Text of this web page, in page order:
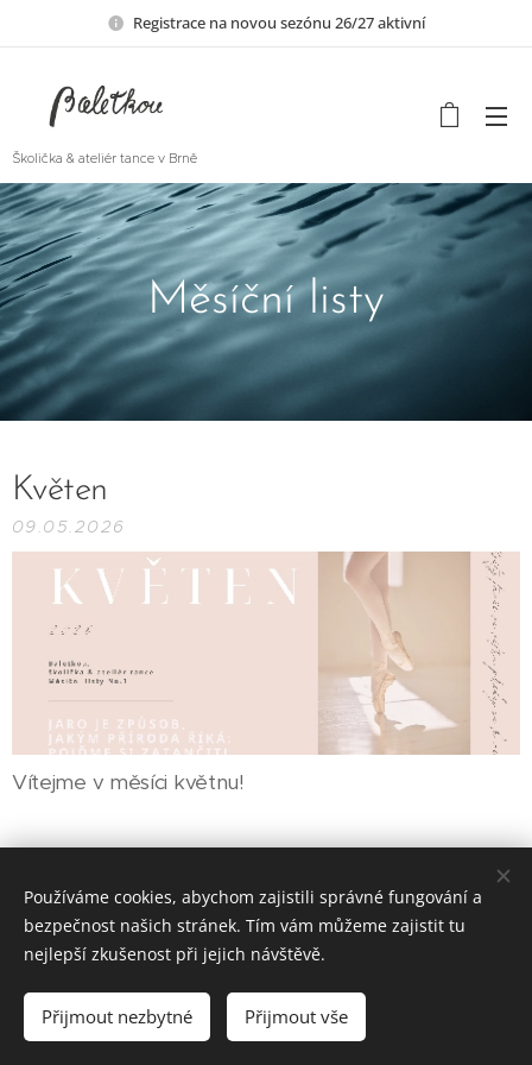
Registrace na novou sezónu 26/27 aktivní
Školička & ateliér tance v Brně
Měsíční listy
Květen
09.05.2026
Vítejme v měsíci květnu!
na piruety vyhrazena.
Powered by
Webnode Cookies
Používáme cookies, abychom zajistili správné fungování a
bezpečnost našich stránek. Tím vám můžeme zajistit tu
nejlepší zkušenost při jejich návštěvě.
Přijmout nezbytné Přijmout vše